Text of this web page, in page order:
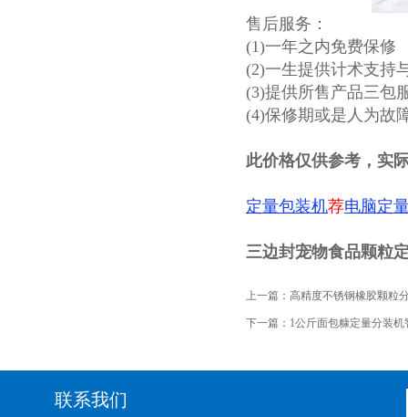
售后服务：
(1)一年之内免费保修
(2)一生提供计术支持
(3)提供所售产品三包
(4)保修期或是人为故
此价格仅供参考，实
定量包装机荐电脑定
三边封宠物食品颗粒
上一篇： 高精度不锈钢橡胶颗粒
下一篇： 1公斤面包糠定量分装
联系我们